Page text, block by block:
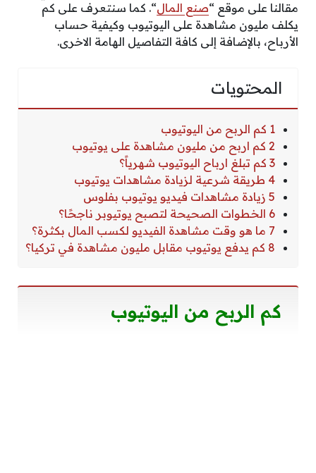
مقالنا على موقع “صنع المال“. كما سنتعرف على كم
يكلف مليون مشاهدة على اليوتيوب وكيفية حساب
الأرباح، بالإضافة إلى كافة التفاصيل الهامة الاخرى.
المحتويات
1 كم الربح من اليوتيوب
2 كم اربح من مليون مشاهدة على يوتيوب
3 كم تبلغ ارباح اليوتيوب شهرياً؟
4 طريقة شرعية لزيادة مشاهدات يوتيوب
5 زيادة مشاهدات فيديو يوتيوب بفلوس
6 الخطوات الصحيحة لتصبح يوتيوبر ناجحًا؟
7 ما هو وقت مشاهدة الفيديو لكسب المال بكثرة؟
8 كم يدفع يوتيوب مقابل مليون مشاهدة في تركيا؟
كم الربح من اليوتيوب